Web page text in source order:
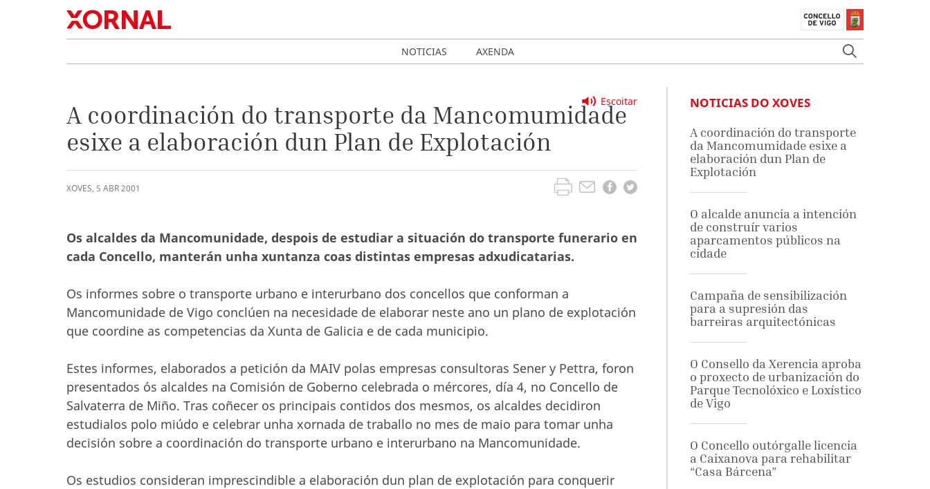
NOTICIAS AXENDA
Escoitar
A coordinación do transporte da Mancomumidade
esixe a elaboración dun Plan de Explotación
XOVES, 5 ABR2001
Os alcaldes da Mancomunidade, despois de estudiar a situación do transporte funerario en
cada Concello, manterán unha xuntanza coas distintas empresas adxudicatarias.
Os informes sobre o transporte urbano e interurbano dos concellos que conforman a
Mancomunidade de Vigo conclúen na necesidade de elaborar neste ano un plano de explotación
que coordine as competencias da Xunta de Galicia e de cada municipio.
Estes informes, elaborados a petición da MAIV polas empresas consultoras Sener y Pettra, foron
presentados ós alcaldes na Comisión de Goberno celebrada o mércores, día 4, no Concello de
Salvaterra de Miño. Tras coñecer os principais contidos dos mesmos, os alcaldes decidiron
estudialos polo miúdo e celebrar unha xornada de traballo no mes de maio para tomar unha
decisión sobre a coordinación do transporte urbano e interurbano na Mancomunidade.
Os estudios consideran imprescindible a elaboración dun plan de explotación para conquerir
NOTICIAS DO XOVES
A coordinación do transporte
da Mancomumidade esixe a
elaboración dun Plan de
Explotación
O alcalde anuncia a intención
de construír varios
aparcamentos públicos na
cidade
Campaña de sensibilización
para a supresión das
barreiras arquitectónicas
O Consello da Xerencia aproba
o proxecto de urbanización do
Parque Tecnolóxico e Loxístico
de Vigo
O Concello outórgalle licencia
a Caixanova para rehabilitar
“Casa Bárcena”